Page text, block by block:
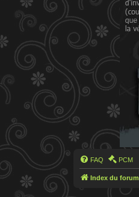
FAQ PCM
Index du forum